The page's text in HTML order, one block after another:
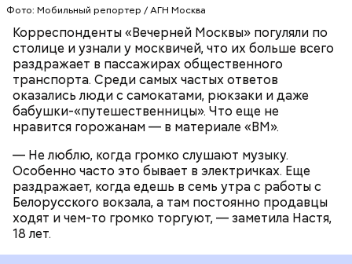
Фото: Мобильный репортер / АГН Москва
Корреспонденты «Вечерней Москвы» погуляли по
столице и узнали у москвичей, что их больше всего
раздражает в пассажирах общественного
транспорта. Среди самых частых ответов
оказались люди с самокатами, рюкзаки и даже
бабушки-«путешественницы». Что еще не
нравится горожанам — в материале «ВМ».
— Не люблю, когда громко слушают музыку.
Особенно часто это бывает в электричках. Еще
раздражает, когда едешь в семь утра с работы с
Белорусского вокзала, а там постоянно продавцы
ходят и чем-то громко торгуют, — заметила Настя,
18 лет.